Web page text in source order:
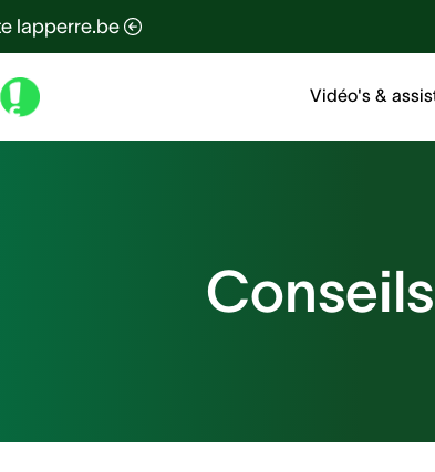
lapperre.be
Vidéo's &
plus d'informations sur phonak.com